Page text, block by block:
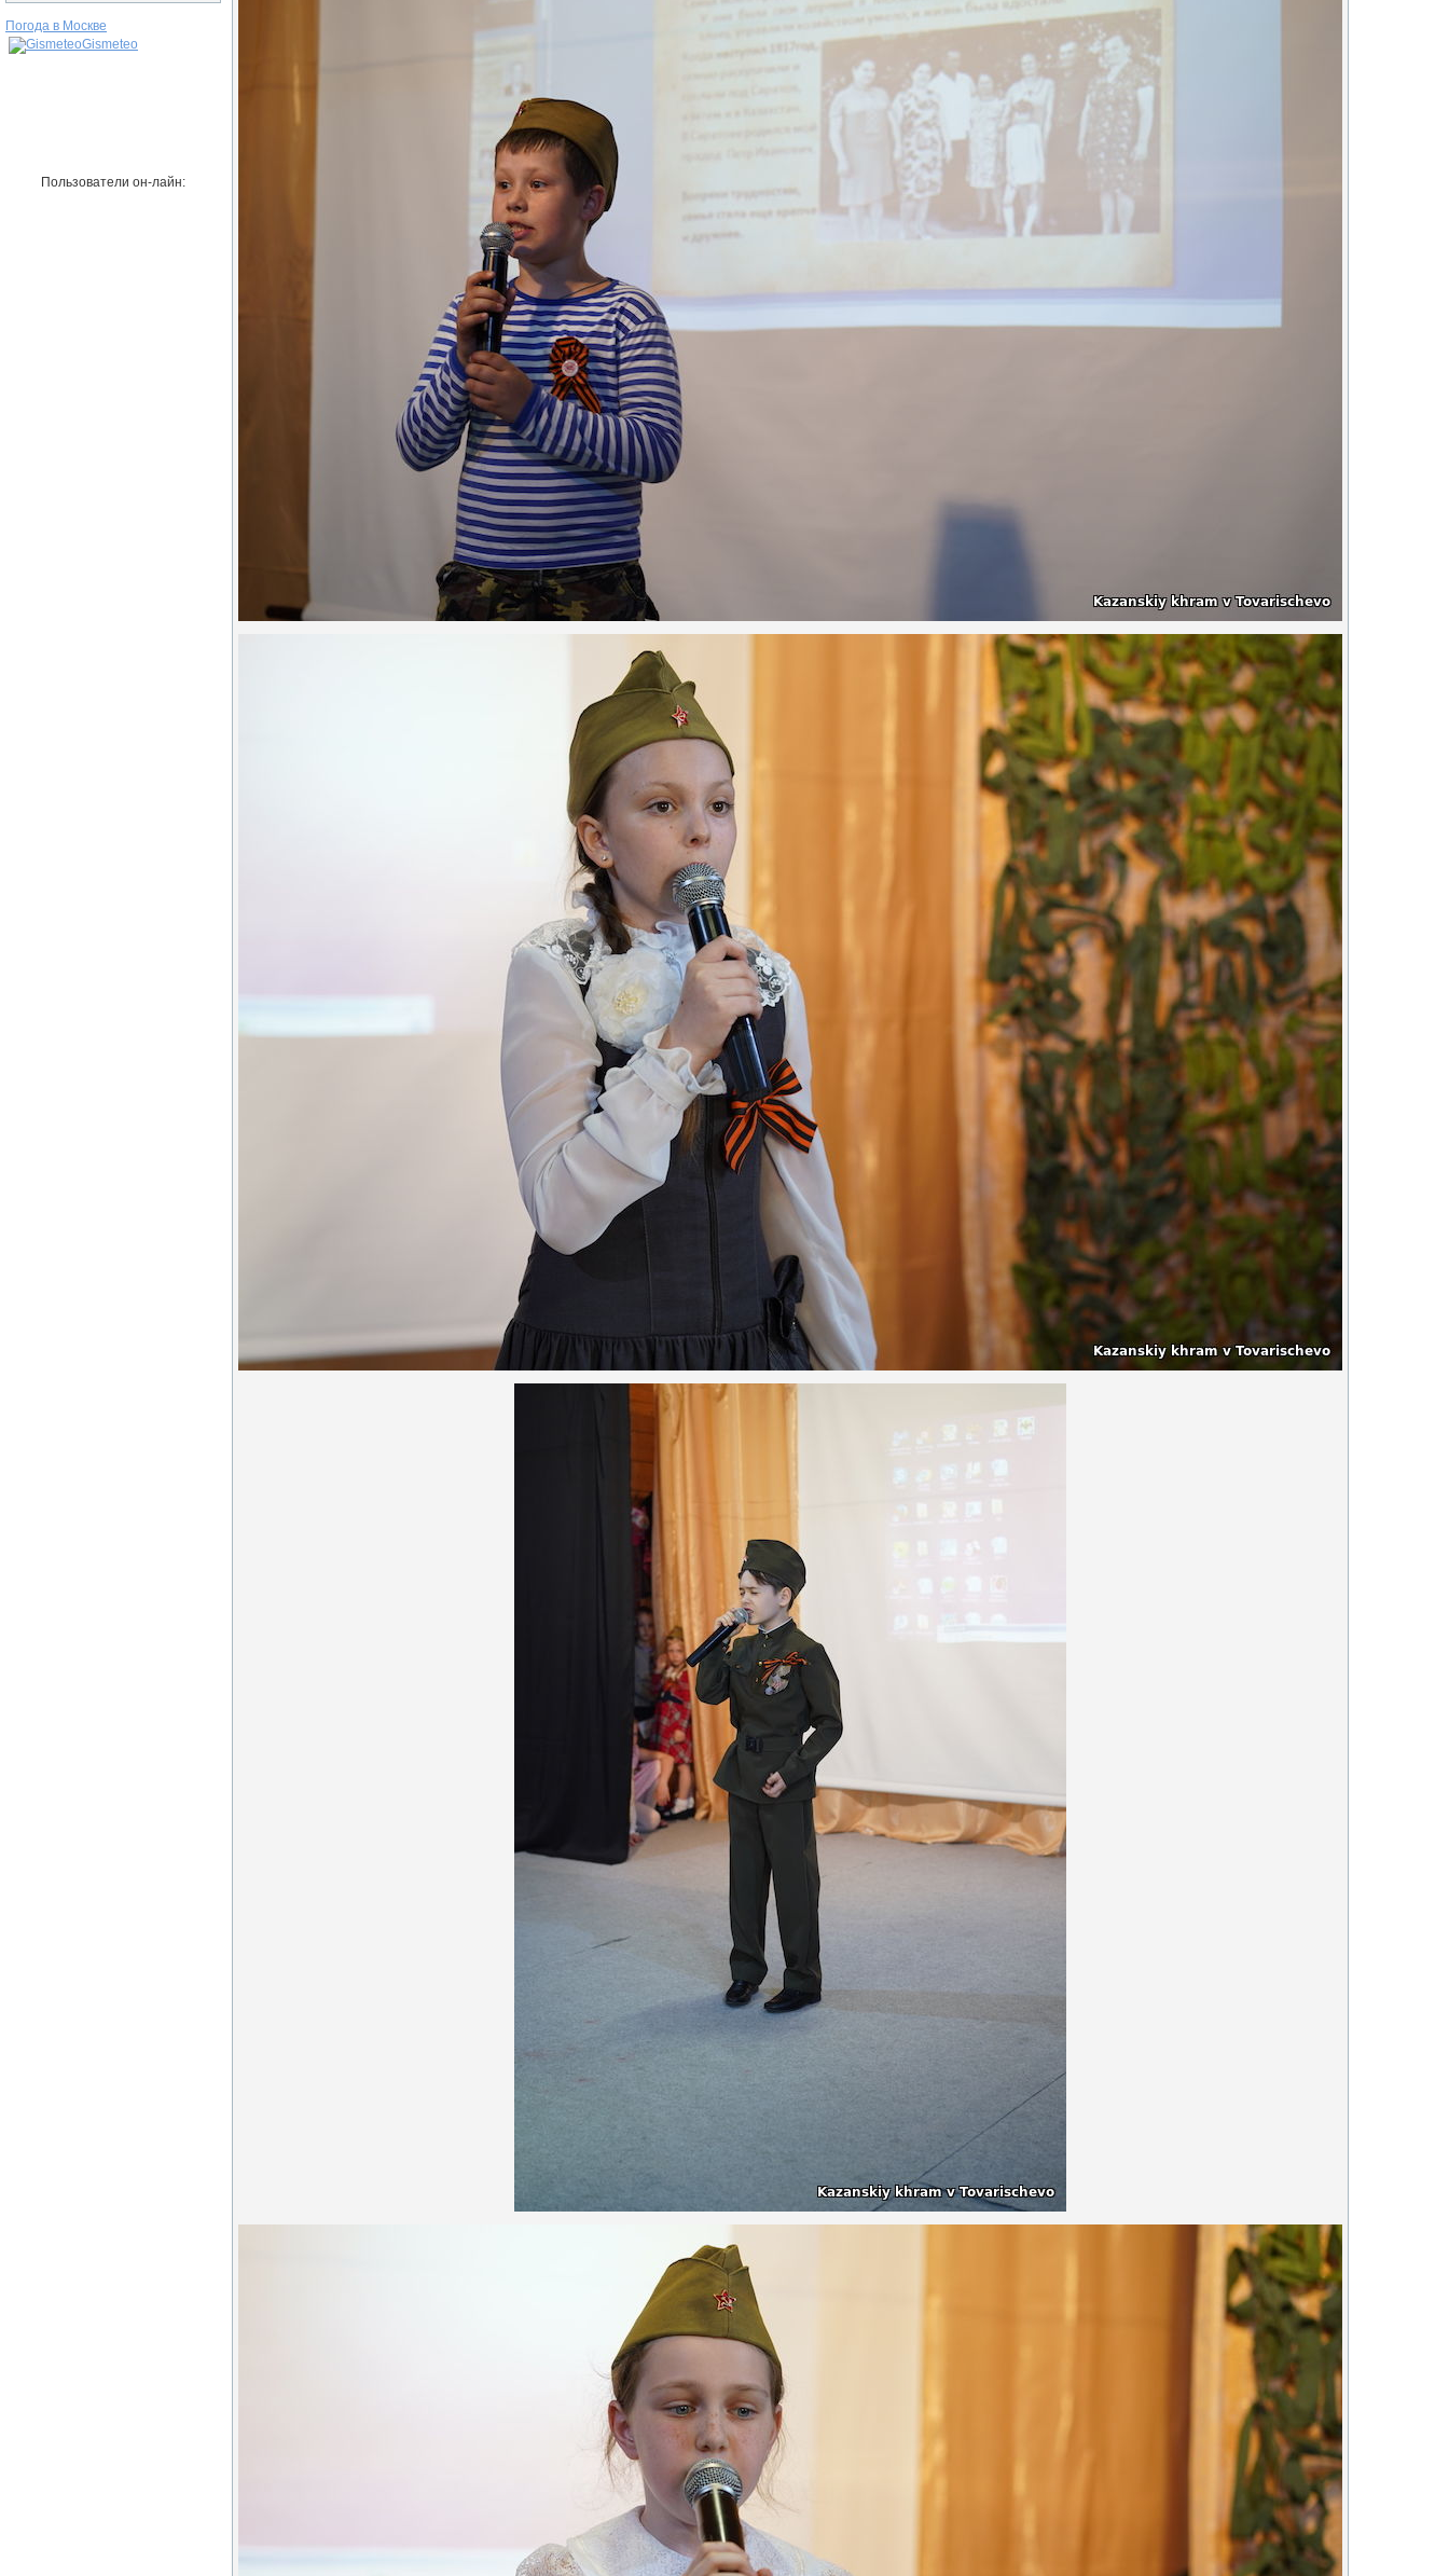
Погода в Москве
Gismeteo
Пользователи он-лайн: